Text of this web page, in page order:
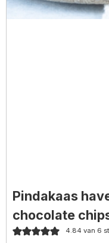
Pindakaas
chocolate
4.84 van 6